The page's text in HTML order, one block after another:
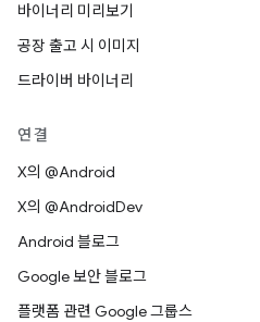
바이너리 미리보기
공장 출고 시 이미지
드라이버 바이너리
연결
X의 @Android
X의 @AndroidDev
Android 블로그
Google 보안 블로그
플랫폼 관련 Google 그룹스